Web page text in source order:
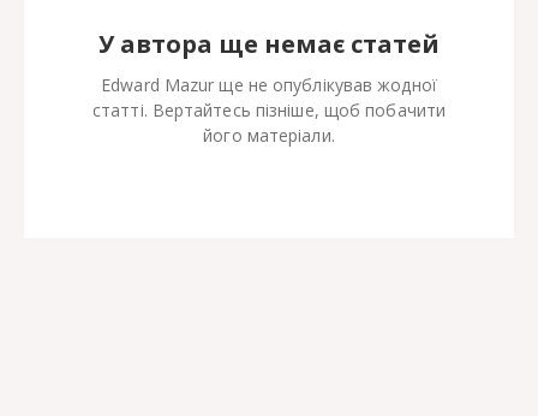
У автора ще немає статей
Edward Mazur ще не опублікував жодної
статті. Вертайтесь пізніше, щоб побачити
його матеріали.